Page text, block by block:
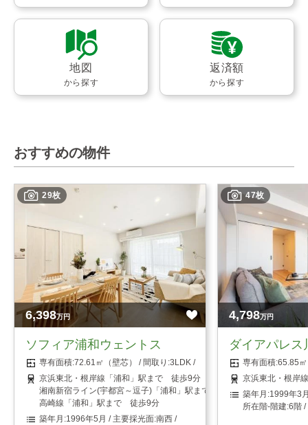
地図
から探す
返済額
から探す
おすすめの物件
29枚
6,398万円
ソフィア浦和ウェントス
72.61㎡（壁芯）
3LDK
京浜東北・根岸線「浦和」駅まで 徒歩9分
湘南新宿ライン(宇都宮～逗子)「浦和」駅まで 徒歩9分
高崎線「浦和」駅まで 徒歩9分
1996年5月
南西
47枚
4,798万円
ダイアパレス
65.85
京浜東北・根岸
1999年3
6階 /